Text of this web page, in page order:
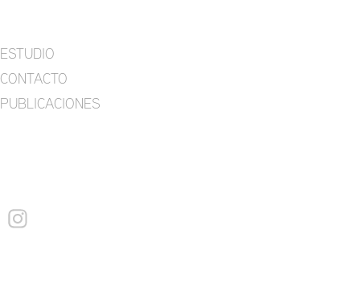
ESTUDIO
CONTACTO
PUBLICACIONES